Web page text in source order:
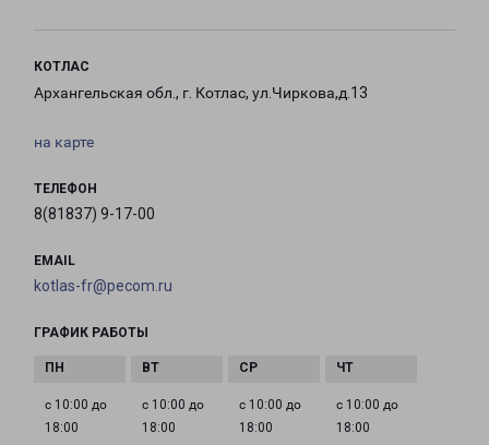
КОТЛАС
Архангельская обл., г. Котлас, ул.Чиркова,д.13
на карте
ТЕЛЕФОН
8(81837) 9-17-00
EMAIL
kotlas-fr@pecom.ru
ГРАФИК РАБОТЫ
с 10:00 до
18:00
с 10:00 до
18:00
с 10:00 до
18:00
с 10:00 до
18:00